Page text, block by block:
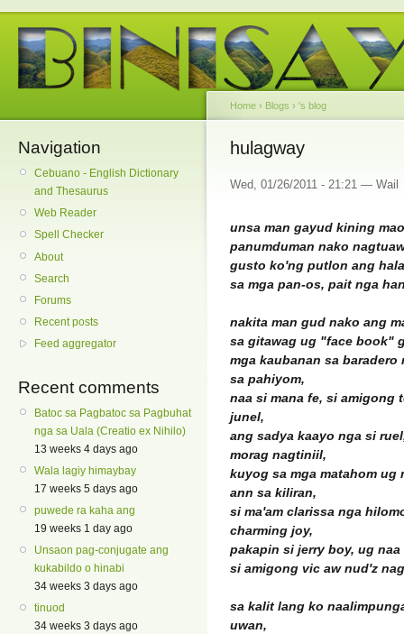
Navigation
Cebuano - English Dictionary
and Thesaurus
Web Reader
Spell Checker
About
Search
Forums
Recent posts
Feed aggregator
Recent comments
Batoc sa Pagbatoc sa Pagbuhat
nga sa Uala (Creatio ex Nihilo)
13 weeks 4 days ago
Wala lagiy himaybay
17 weeks 5 days ago
puwede ra kaha ang
19 weeks 1 day ago
Unsaon pag-conjugate ang
kukabildo o hinabi
34 weeks 3 days ago
tinuod
34 weeks 3 days ago
Home › Blogs › 's blog
hulagway
Wed, 01/26/2011 - 21:21 — Wail
unsa man gayud kining
panumduman nako
gusto ko'ng putlon ang
sa mga pan-os, pait nga
nakita man gud nako ang
sa gitawag ug "face book"
mga kaubanan sa
sa pahiyom,
naa si mana fe, si amigong
junel,
ang sadya kaayo nga si
morag nagtiniil,
kuyog sa mga matahom ug
ann sa kiliran,
si ma'am clarissa nga
charming joy,
pakapin si jerry boy, ug
si amigong vic aw nud'z
sa kalit lang ko
uwan,